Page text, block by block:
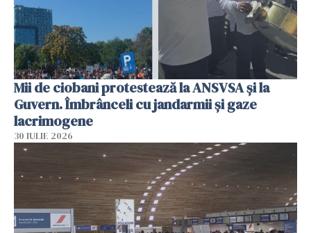
Mii de ciobani protestează la ANSVSA și la
Guvern. Îmbrânceli cu jandarmii și gaze
lacrimogene
30 IULIE 2026